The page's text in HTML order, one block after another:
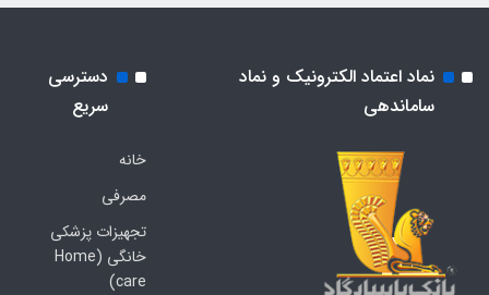
نماد اعتماد الکترونیک و نماد
ساماندهی
دسترسی
سریع
خانه
مصرفی
تجهیزات پزشکی
خانگی (Home
care)